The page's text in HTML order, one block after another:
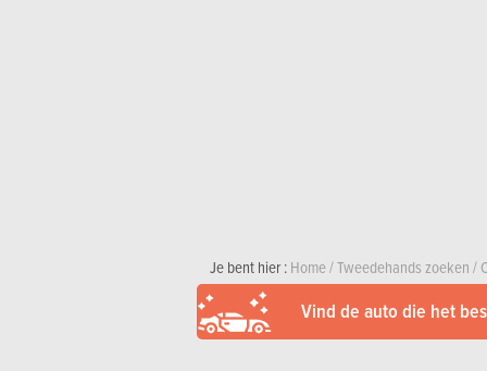
Je bent hier :Home/Tweedehands zoeken/
Vind de auto die het